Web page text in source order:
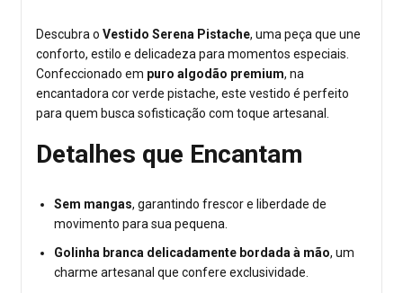
Descubra o Vestido Serena Pistache, uma peça que une
conforto, estilo e delicadeza para momentos especiais.
Confeccionado em puro algodão premium, na
encantadora cor verde pistache, este vestido é perfeito
para quem busca sofisticação com toque artesanal.
Detalhes que Encantam
Sem mangas, garantindo frescor e liberdade de
movimento para sua pequena.
Golinha branca delicadamente bordada à mão, um
charme artesanal que confere exclusividade.